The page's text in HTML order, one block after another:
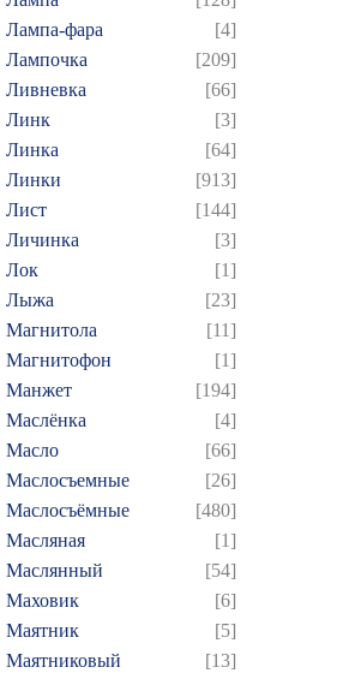
Лампа-фара
[4]
Лампочка
[209]
Ливневка
[66]
Линк
[3]
Линка
[64]
Линки
[913]
Лист
[144]
Личинка
[3]
Лок
[1]
Лыжа
[23]
Магнитола
[11]
Магнитофон
[1]
Манжет
[194]
Маслёнка
[4]
Масло
[66]
Маслосъемные
[26]
Маслосъёмные
[480]
Масляная
[1]
Маслянный
[54]
Маховик
[6]
Маятник
[5]
Маятниковый
[13]